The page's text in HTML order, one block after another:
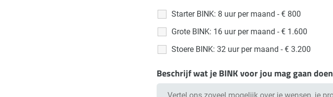
Starter BINK: 8 uur per maand - € 800
Grote BINK: 16 uur per maand - € 1.600
Stoere BINK: 32 uur per maand - € 3.200
Beschrijf wat je BINK voor jou mag gaan doen